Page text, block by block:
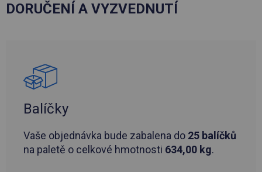
DORUČENÍ A VYZVEDNUTÍ
Balíčky
Vaše objednávka bude zabalena do 25 balíčků
na paletě o celkové hmotnosti 634,00 kg.